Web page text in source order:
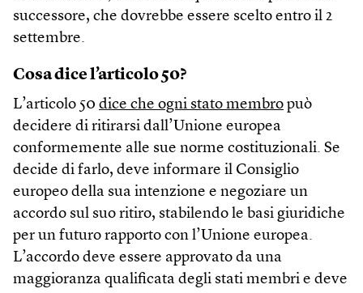
successore, che dovrebbe essere scelto entro il 2
settembre.
Cosa dice l’articolo 50?
L’articolo 50 dice che ogni stato membro può
decidere di ritirarsi dall’Unione europea
conformemente alle sue norme costituzionali. Se
decide di farlo, deve informare il Consiglio
europeo della sua intenzione e negoziare un
accordo sul suo ritiro, stabilendo le basi giuridiche
per un futuro rapporto con l’Unione europea.
L’accordo deve essere approvato da una
maggioranza qualificata degli stati membri e deve